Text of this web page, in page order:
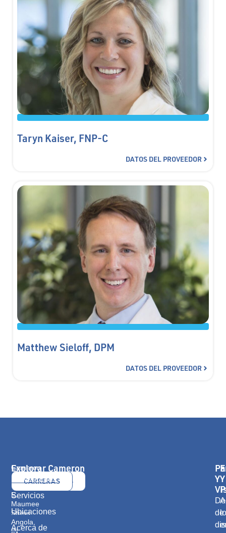
Taryn Kaiser, FNP-C
DATOS DEL PROVEEDOR
Matthew Sieloff, DPM
DATOS DEL PROVEEDOR
Cameron
Health
416
E.
Maumee
Street
Angola,
IN
CONTÁCTANOS
CARRERAS
Explorar Cameron
Proveedores
Servicios
Ubicaciones
Acerca de
Y
de
Y